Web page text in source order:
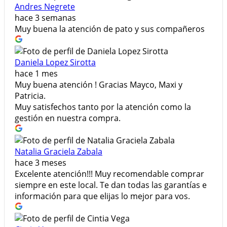
Andres Negrete
hace 3 semanas
Muy buena la atención de pato y sus compañeros
Daniela Lopez Sirotta
hace 1 mes
Muy buena atención ! Gracias Mayco, Maxi y
Patricia.
Muy satisfechos tanto por la atención como la
gestión en nuestra compra.
Natalia Graciela Zabala
hace 3 meses
Excelente atención!!! Muy recomendable comprar
siempre en este local. Te dan todas las garantías e
información para que elijas lo mejor para vos.